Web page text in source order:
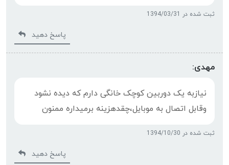
ثبت شده در 1394/03/31
پاسخ دهید
مهدی:
نیازبه یک دوربین کوچک خانگی دارم که دیده نشود
وقابل اتصال به موبایل،چقدهزینه برمیداره ممنون
ثبت شده در 1394/10/30
پاسخ دهید